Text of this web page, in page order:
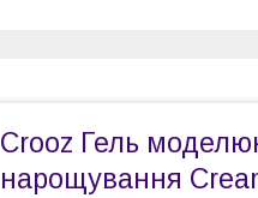
Crooz Гель
нарощування